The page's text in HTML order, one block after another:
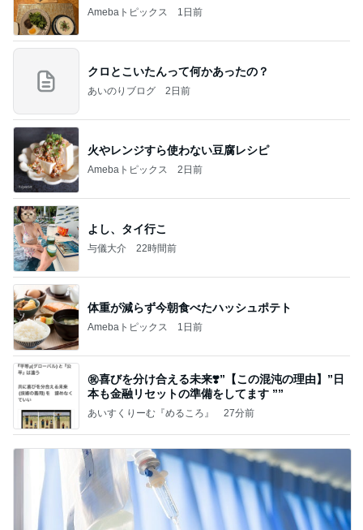
Amebaトピックス 1日前
クロとこいたんって何かあったの？
あいのりブログ 2日前
火やレンジすら使わない豆腐レシピ
Amebaトピックス 2日前
よし、タイ行こ
与儀大介 22時間前
体重が減らず今朝食べたハッシュポテト
Amebaトピックス 1日前
㊗️喜びを分け合える未来❣️”【この混沌の理由】”⽇
本も⾦融リセットの準備をしてます ””
あいすくりーむ『めるころ』 27分前